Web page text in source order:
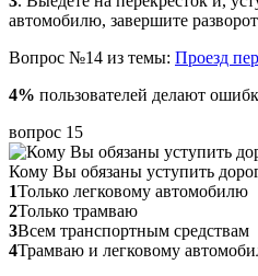
автомобилю, завершите разворот
Вопрос №14 из темы: Проезд
4% пользователей делают
вопрос 15
Кому Вы обязаны уступить
1Только легковому автомобилю
2Только трамваю
3Всем транспортным средствам
4Трамваю и легковому